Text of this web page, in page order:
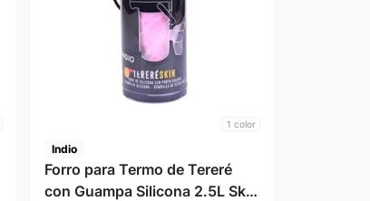
1 color
Indio
Forro para Termo de Tereré
con Guampa Silicona 2.5L Skin